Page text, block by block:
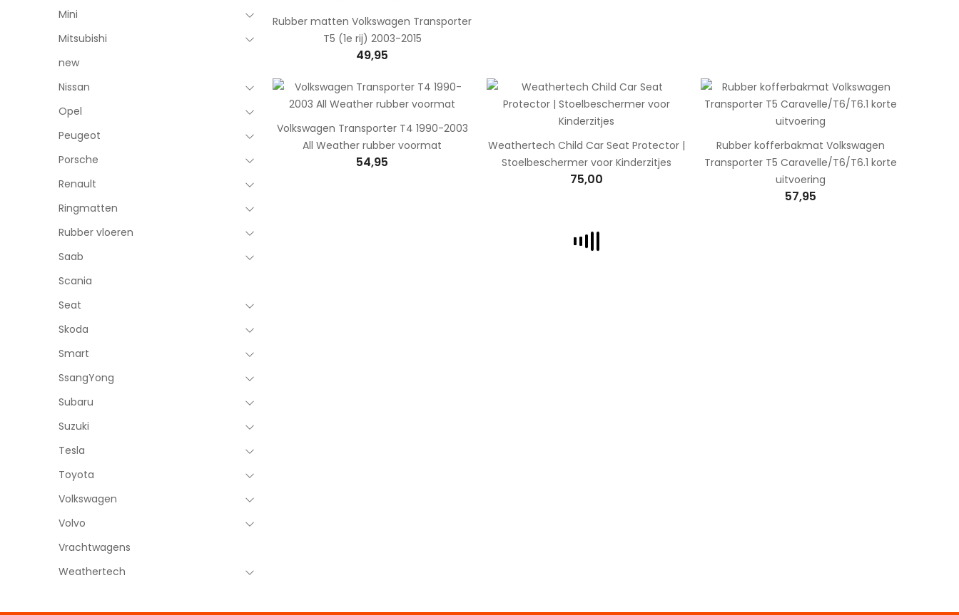
Mini
Mitsubishi
new
Nissan
Opel
Peugeot
Porsche
Renault
Ringmatten
Rubber vloeren
Saab
Scania
Seat
Skoda
Smart
SsangYong
Subaru
Suzuki
Tesla
Toyota
Volkswagen
Volvo
Vrachtwagens
Weathertech
Rubber matten Volkswagen Transporter
T5 (1e rij) 2003-2015
49,95
Volkswagen Transporter T4 1990-2003
All Weather rubber voormat
54,95
Weathertech Child Car Seat Protector |
Stoelbeschermer voor Kinderzitjes
75,00
Rubber kofferbakmat Volkswagen
Transporter T5 Caravelle/T6/T6.1 korte
uitvoering
57,95